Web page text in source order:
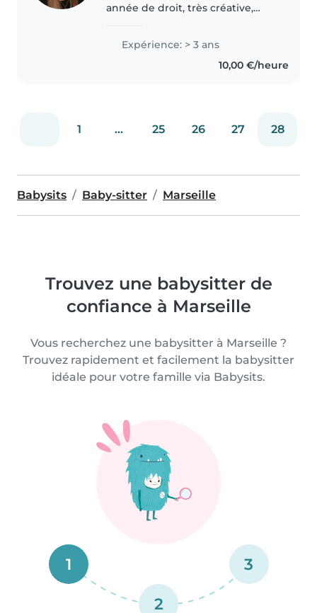
année de droit, très créative,
petits frères et j'ai déjà effectué
de nombreux babysittings. Je
suis également animatrice..
Expérience: > 3 ans
10,00 €/heure
1 ... 25 26 27 28
Babysits Baby-sitter Marseille
Trouvez une babysitter de
confiance à Marseille
Vous recherchez une babysitter à Marseille ?
Trouvez rapidement et facilement la babysitter
idéale pour votre famille via Babysits.
1
2
3